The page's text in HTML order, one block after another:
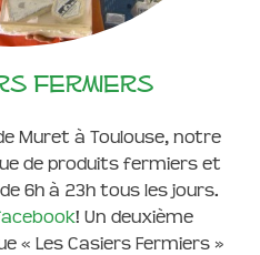
fermiers
Muret à Toulouse, notre
de produits fermiers et
6h à 23h tous les jours.
! Un deuxième
« Les Casiers Fermiers »